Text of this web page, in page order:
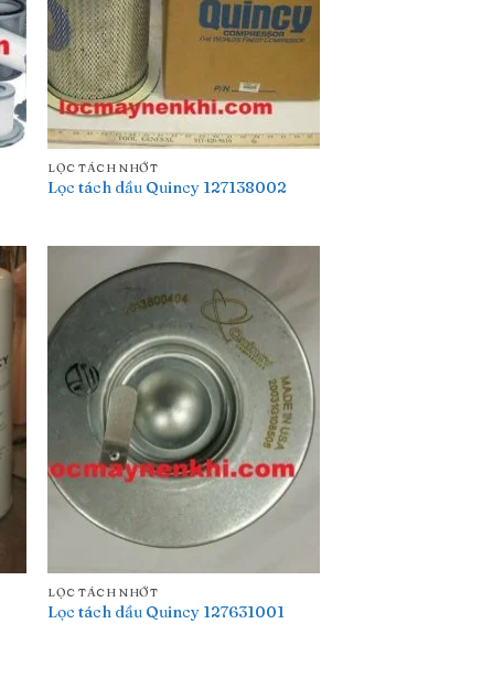
LỌC TÁCH NHỚT
Lọc tách dầu Quincy 127138002
LỌC TÁCH NHỚT
Lọc tách dầu Quincy 127631001